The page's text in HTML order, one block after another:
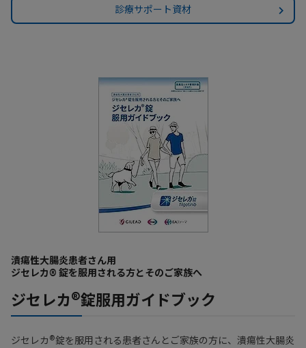
診療サポート資材
潰瘍性大腸炎患者さん用
ジセレカ®︎ 錠を服用される方とそのご家族へ
ジセレカ ®錠服用ガイドブック
ジセレカ ®錠を服用される患者さんとご家族の方に、潰瘍性大腸炎